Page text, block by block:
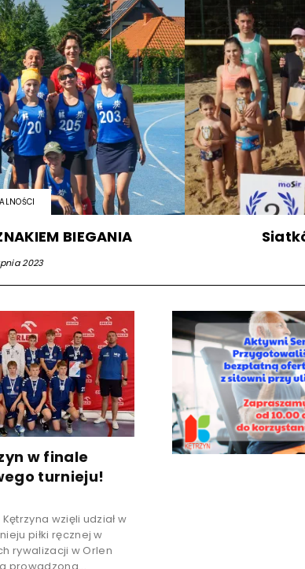
strony
MOSiR
BIEGANIA
2023
w finale
turnieju!
wzięli udział w
piłki ręcznej w
rywalizacji w Orlen
prowadzona...